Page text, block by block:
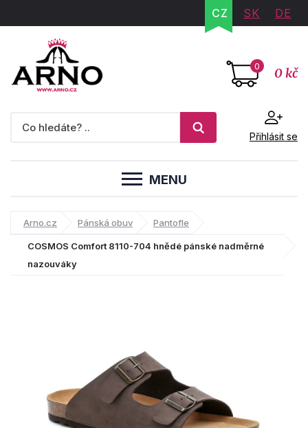
CZ SK DE
0 0 kč
Přihlásit se
MENU
Arno.cz Pánská obuv Pantofle
COSMOS Comfort 8110-704 hnědé pánské nadměrné
nazouváky